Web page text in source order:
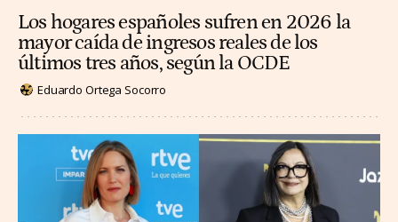
Los hogares españoles sufren en 2026 la
mayor caída de ingresos reales de los
últimos tres años, según la OCDE
Eduardo Ortega Socorro